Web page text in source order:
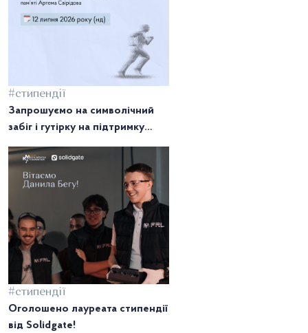
#стипендії
Запрошуємо на символічний
забіг і гутірку на підтримку
Артема Свірідова!
#стипендії
Оголошено лауреата стипендії
від Solidgate!